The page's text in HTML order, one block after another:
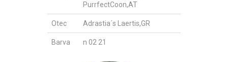
PurrfectCoon,AT
Otec Adrastia´s Laertis,GR
Barva n 02 21